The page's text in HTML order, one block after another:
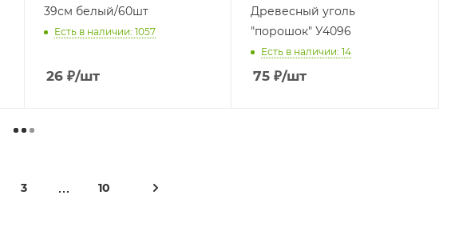
39см белый/60шт
Есть в наличии: 1057
26₽/шт
Древесный уголь
"порошок" У4096
Есть в наличии: 14
75 ₽/шт
3 10